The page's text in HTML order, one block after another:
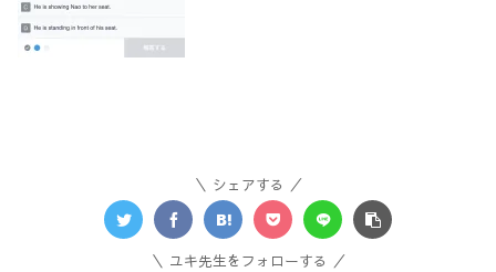
シェアする
ユキ先生をフォローする